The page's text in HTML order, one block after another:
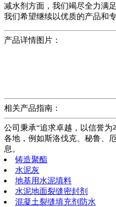
减水剂方面，我们竭尽全力满
我们希望继续以优质的产品和
产品详情图片：
相关产品指南：
公司秉承“追求卓越，以信誉
各地，例如斯洛伐克、秘鲁、
息。
铸造聚酯
水泥灰
地基用水泥填料
水泥地面裂缝密封剂
混凝土裂缝填充剂防水